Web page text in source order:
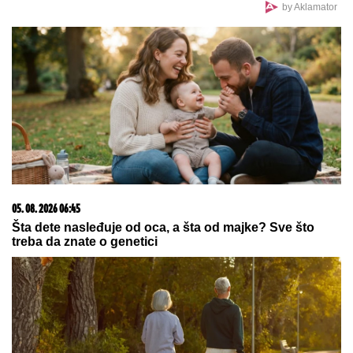
Otkrila prave
razloge raskida sa Muratom,
spomenula i prevaru: "Janjuš mi je
najveća greška"
"UVUKAO ME U ŽBUNJE,tu je
počela BORBA ZA ŽIVOT!" Pevačica
je doživela jezivu traumu: "Njegove
ruke su od dole došle ka mom vratu"
NAJTUŽNIJI MOMAK HOLIVUDA
Fatalna glumica mu
spasila život, a on se UNAKAŽENOG LICA prepustio
porocima! Pred smrt nije izlazio iz gej bordela